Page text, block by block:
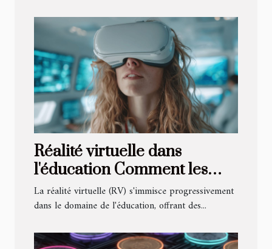
Réalité virtuelle dans
l'éducation Comment les
simulateurs changent la
manière d'apprendre
La réalité virtuelle (RV) s'immisce progressivement
dans le domaine de l'éducation, offrant des...